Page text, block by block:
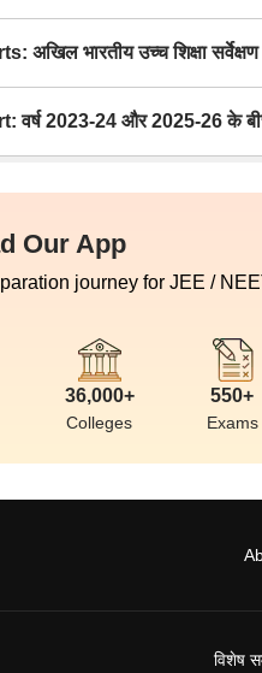
अखिल भारतीय उच्च शिक्षा
वर्ष 2023-24 और 2025-26 के
Our App
journey for JEE /
36,000+
Colleges
550+
Exams
विशेष